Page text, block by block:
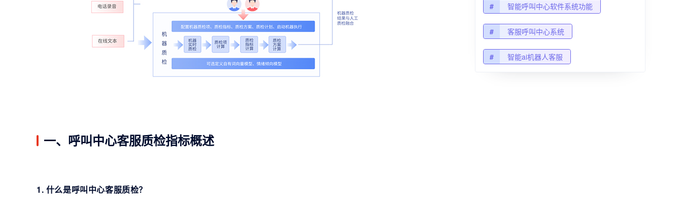
一、呼叫中心客服质检指标概述
1. 什么是呼叫中心客服质检？
# 智能呼叫中心软件系统功能
# 客服呼叫中心系统
# 智能ai机器人客服